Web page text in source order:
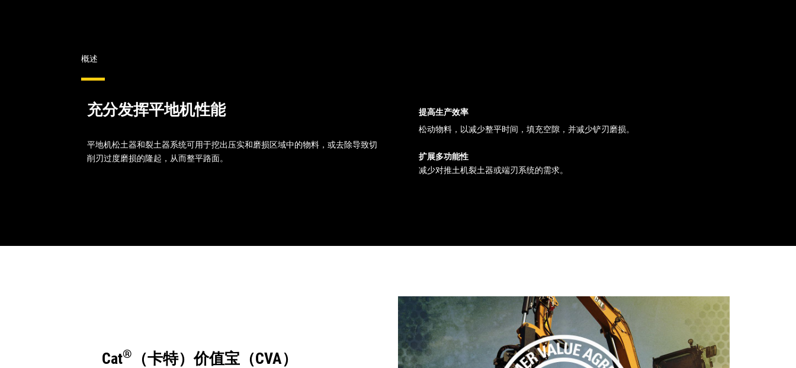
概述
充分发挥平地机性能
平地机松土器和裂土器系统可用于挖出压实和磨损区域中的物料，或去除导致切
削刃过度磨损的隆起，从而整平路面。
提高生产效率
松动物料，以减少整平时间，填充空隙，并减少铲刃磨损。
扩展多功能性
减少对推土机裂土器或端刃系统的需求。
Cat® （卡特）价值宝（CVA）